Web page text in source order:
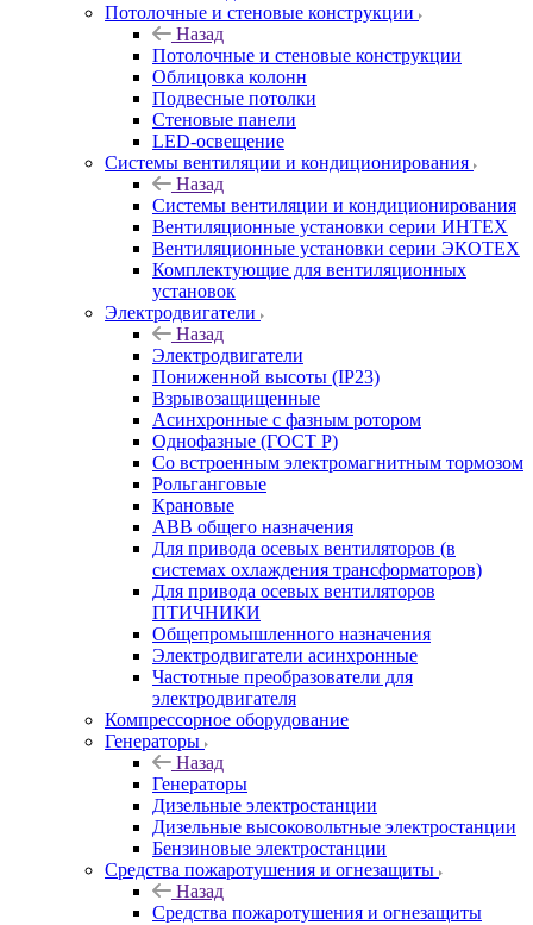
Потолочные и стеновые конструкции
Назад
Потолочные и стеновые конструкции
Облицовка колонн
Подвесные потолки
Стеновые панели
LED-освещение
Системы вентиляции и кондиционирования
Назад
Системы вентиляции и кондиционирования
Вентиляционные установки серии ИНТЕХ
Вентиляционные установки серии ЭКОТЕХ
Комплектующие для вентиляционных
установок
Электродвигатели
Назад
Электродвигатели
Пониженной высоты (IP23)
Взрывозащищенные
Асинхронные с фазным ротором
Однофазные (ГОСТ Р)
Со встроенным электромагнитным тормозом
Рольганговые
Крановые
АВВ общего назначения
Для привода осевых вентиляторов (в
системах охлаждения трансформаторов)
Для привода осевых вентиляторов
ПТИЧНИКИ
Общепромышленного назначения
Электродвигатели асинхронные
Частотные преобразователи для
электродвигателя
Компрессорное оборудование
Генераторы
Назад
Генераторы
Дизельные электростанции
Дизельные высоковольтные электростанции
Бензиновые электростанции
Средства пожаротушения и огнезащиты
Назад
Средства пожаротушения и огнезащиты